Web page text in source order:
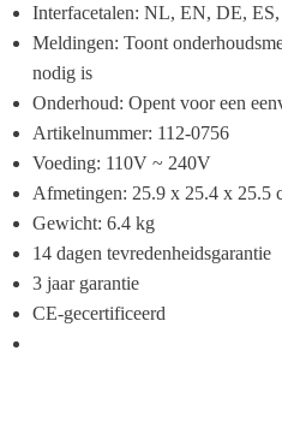
Interfacetalen: NL, EN, DE,
Meldingen: Toont
nodig is
Onderhoud: Opent voor een
Artikelnummer: 112-0756
Voeding: 110V ~ 240V
Afmetingen: 25.9 x 25.4 x 25.5
Gewicht: 6.4 kg
14 dagen tevredenheidsgarantie
3 jaar garantie
CE-gecertificeerd